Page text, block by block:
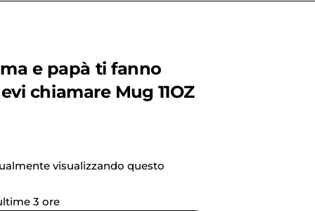
e papà ti fanno
chiamare Mug 11OZ
visualizzando questo
3 ore